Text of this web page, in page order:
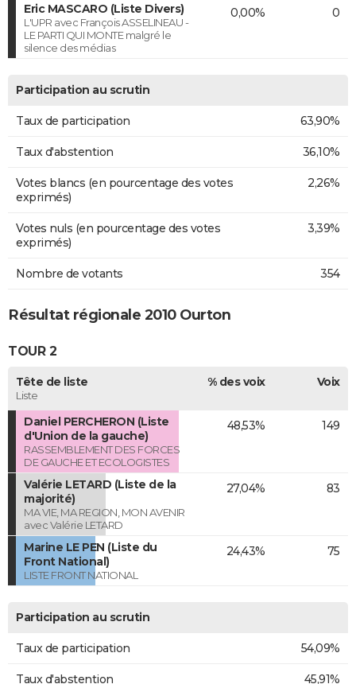
Eric MASCARO (Liste Divers)
L'UPR avec François ASSELINEAU -
LE PARTI QUI MONTE malgré le
silence des médias
0,00% 0
Participation au scrutin
Taux de participation 63,90%
Taux d'abstention 36,10%
Votes blancs (en pourcentage des votes
exprimés)
2,26%
Votes nuls (en pourcentage des votes
exprimés)
3,39%
Nombre de votants 354
Résultat régionale 2010 Ourton
TOUR 2
Tête de liste
Liste
% des voix Voix
Daniel PERCHERON (Liste
d'Union de la gauche)
RASSEMBLEMENT DES FORCES
DE GAUCHE ET ECOLOGISTES
48,53% 149
Valérie LETARD (Liste de la
majorité)
MA VIE, MA REGION, MON AVENIR
avec Valérie LETARD
27,04% 83
Marine LE PEN (Liste du
Front National)
LISTE FRONT NATIONAL
24,43% 75
Participation au scrutin
Taux de participation 54,09%
Taux d'abstention 45,91%